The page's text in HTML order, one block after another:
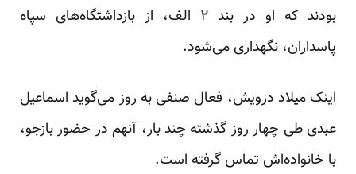
بودند که او در بند ۲ الف، از بازداشتگاه‌های سپاه
پاسداران، نگهداری می‌شود.
اینک میلاد درویش، فعال صنفی به روز می‌گوید اسماعیل
عبدی طی چهار روز گذشته چند بار، آنهم در حضور بازجو،
با خانواده‌اش تماس گرفته است.